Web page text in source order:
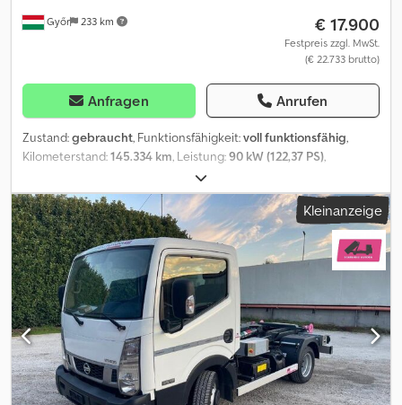
Győr 233 km € 17.900
Festpreis zzgl. MwSt.
(€ 22.733 brutto)
Anfragen Anrufen
Zustand:gebraucht, Funktionsfähigkeit:voll funktionsfähig,
Kilometerstand:145.334 km, Leistung:90 kW (122,37 PS),
, Kraftstofftyp:
3.500 kg, Achsen-Konfiguration:4x2, Farbe:Weiß, Getriebetyp:
mechanisch, Anzahl der Sitzplätze: , Baujahr:2014,
Betriebsstunden:4.157 h, Ausstattung:ABS, Servolenkung, Nissan
Cabstar Multitel 160 ALU DS - 16 m Arbeitshöhe: 16 m
Kilometerstand: 145.334 km Betriebsstunden: 4157 Baujahr: 2014/04
Emissionsklasse: EURO 5 Hubkraft: 200 kg Leistung: 90 kW
Hubraum (in ccm): 2488 Typ: Hydraulische Arbeitsbühne,
Gebrauchtfahrzeug Kraftstoff: Diesel Zulässiges Gesamtgewicht:
3500 kg Anzahl der Sitzplätze: 3 Getriebe: Schaltgetriebe
Vorhanden: Auf Lager Ausstattung: ABS, Servolenkung, Turbolader
• Proportionale elektrohydraulische Steuerung von beiden
Bedienständen aus. • Reichweite proportional zur Last in der
Kleinanzeige